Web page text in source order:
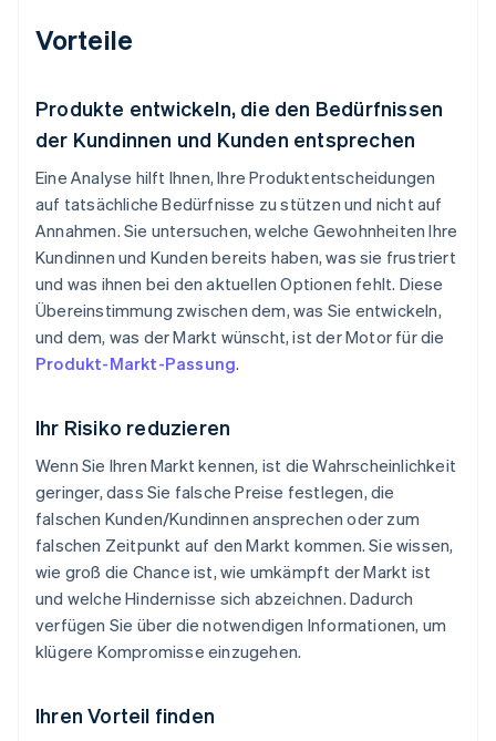
Vorteile
Produkte entwickeln, die den Bedürfnissen
der Kundinnen und Kunden entsprechen
Eine Analyse hilft Ihnen, Ihre Produktentscheidungen
auf tatsächliche Bedürfnisse zu stützen und nicht auf
Annahmen. Sie untersuchen, welche Gewohnheiten Ihre
Kundinnen und Kunden bereits haben, was sie frustriert
und was ihnen bei den aktuellen Optionen fehlt. Diese
Übereinstimmung zwischen dem, was Sie entwickeln,
und dem, was der Markt wünscht, ist der Motor für die
Produkt-Markt-Passung.
Ihr Risiko reduzieren
Wenn Sie Ihren Markt kennen, ist die Wahrscheinlichkeit
geringer, dass Sie falsche Preise festlegen, die
falschen Kunden/Kundinnen ansprechen oder zum
falschen Zeitpunkt auf den Markt kommen. Sie wissen,
wie groß die Chance ist, wie umkämpft der Markt ist
und welche Hindernisse sich abzeichnen. Dadurch
verfügen Sie über die notwendigen Informationen, um
klügere Kompromisse einzugehen.
Ihren Vorteil finden